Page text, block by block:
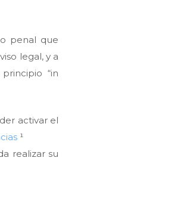
penal que
legal, y a
“in
activar el
¹
realizar su